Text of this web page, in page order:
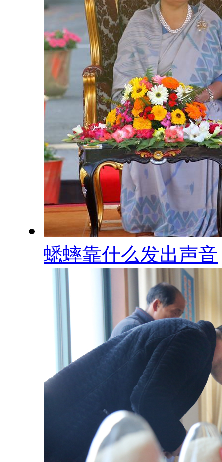
蟋蟀靠什么发出声音